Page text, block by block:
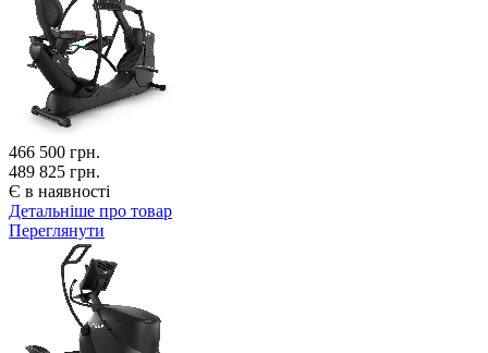
466 500 грн.
489 825 грн.
Є в наявності
Детальніше про товар
Переглянути